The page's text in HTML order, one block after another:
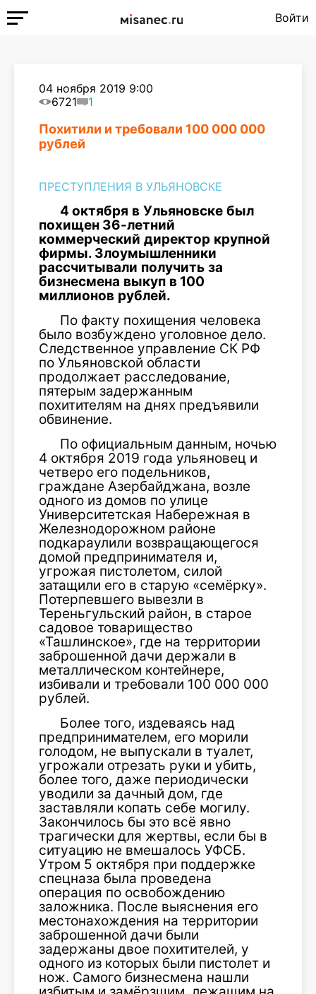
Войти
04 ноября 2019 9:00
6721
1
Похитили и требовали 100 000 000
рублей
ПРЕСТУПЛЕНИЯ В УЛЬЯНОВСКЕ
4 октября в Ульяновске был
похищен 36-летний
коммерческий директор крупной
фирмы. Злоумышленники
рассчитывали получить за
бизнесмена выкуп в 100
миллионов рублей.
По факту похищения человека
было возбуждено уголовное дело.
Следственное управление СК РФ
по Ульяновской области
продолжает расследование,
пятерым задержанным
похитителям на днях предъявили
обвинение.
По официальным данным, ночью
4 октября 2019 года ульяновец и
четверо его подельников,
граждане Азербайджана, возле
одного из домов по улице
Университетская Набережная в
Железнодорожном районе
подкараулили возвращающегося
домой предпринимателя и,
угрожая пистолетом, силой
затащили его в старую «семёрку».
Потерпевшего вывезли в
Тереньгульский район, в старое
садовое товарищество
«Ташлинское», где на территории
заброшенной дачи держали в
металлическом контейнере,
избивали и требовали 100 000 000
рублей.
Более того, издеваясь над
предпринимателем, его морили
голодом, не выпускали в туалет,
угрожали отрезать руки и убить,
более того, даже периодически
уводили за дачный дом, где
заставляли копать себе могилу.
Закончилось бы это всё явно
трагически для жертвы, если бы в
ситуацию не вмешалось УФСБ.
Утром 5 октября при поддержке
спецназа была проведена
операция по освобождению
заложника. После выяснения его
местонахождения на территории
заброшенной дачи были
задержаны двое похитителей, у
одного из которых были пистолет и
нож. Самого бизнесмена нашли